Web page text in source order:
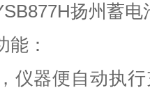
扬州 蓄电
能：
仪器便自动执